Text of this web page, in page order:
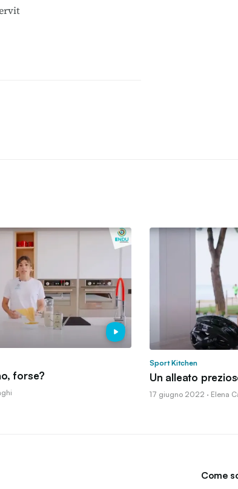
forse?
Sport Kitchen
Un alleato
17 giugno 2022 · Elena
Come